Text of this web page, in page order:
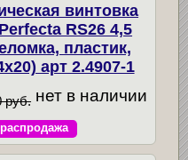
винтовка
RS26 4,5
пластик,
арт 2.4907-1
руб. нет в наличии
распродажа